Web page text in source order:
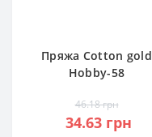
Пряжа Cotton gold
Hobby-58
46.18 грн
34.63 грн